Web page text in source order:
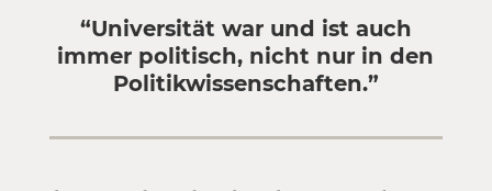
“Universität war und ist auch
immer politisch, nicht nur in den
Politikwissenschaften.”